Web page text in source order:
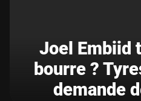
Joel Embiid
bourre ?
demande